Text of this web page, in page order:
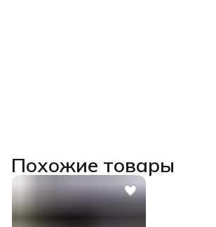
Похожие товары